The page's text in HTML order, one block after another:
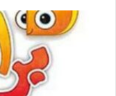
للأطفال